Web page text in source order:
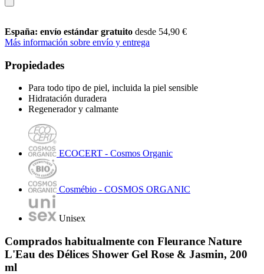
España: envío estándar gratuito desde 54,90 €
Más información sobre envío y entrega
Propiedades
Para todo tipo de piel, incluida la piel sensible
Hidratación duradera
Regenerador y calmante
ECOCERT - Cosmos Organic
Cosmébio - COSMOS ORGANIC
Unisex
Comprados habitualmente con Fleurance Nature
L'Eau des Délices Shower Gel Rose & Jasmin, 200
ml